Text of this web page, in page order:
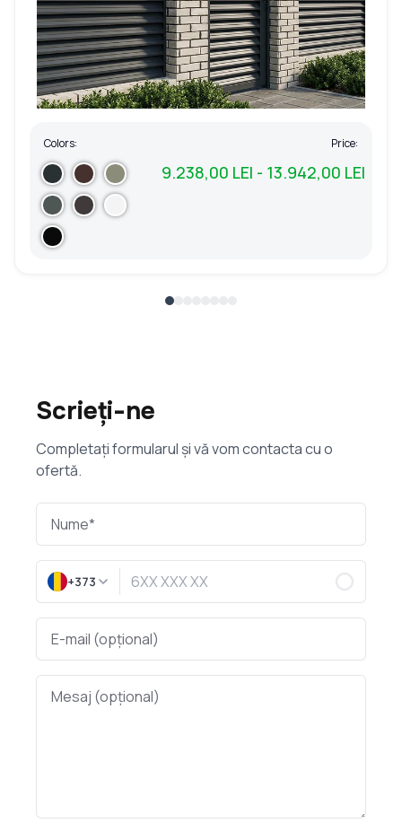
Colors: Price:
9.238,00 LEI - 13.942,00 LEI
Scrieți-ne
Completați formularul și vă vom contacta cu o
ofertă.
+373